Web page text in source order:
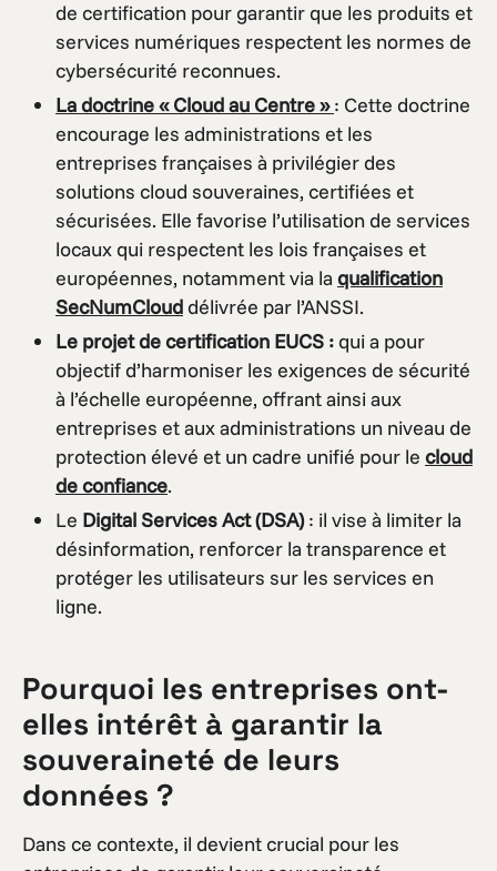
de certification pour garantir que les produits et
services numériques respectent les normes de
cybersécurité reconnues.
La doctrine « Cloud au Centre »: Cette doctrine
encourage les administrations et les
entreprises françaises à privilégier des
solutions cloud souveraines, certifiées et
sécurisées. Elle favorise l’utilisation de services
locaux qui respectent les lois françaises et
européennes, notamment via la qualification
SecNumClouddélivrée par l’ANSSI.
Le projet de certification EUCS :qui a pour
objectif d’harmoniser les exigences de sécurité
à l’échelle européenne, offrant ainsi aux
entreprises et aux administrations un niveau de
protection élevé et un cadre unifié pour le cloud
de confiance.
Le Digital Services Act (DSA): il vise à limiter la
désinformation, renforcer la transparence et
protéger les utilisateurs sur les services en
ligne.
Pourquoi les entreprises ont-
elles intérêt à garantir la
souveraineté de leurs
données ?
Dans ce contexte, il devient crucial pour les